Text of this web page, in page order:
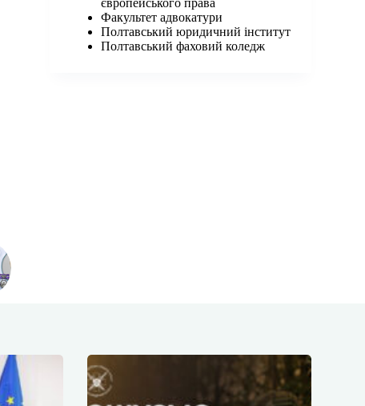
європейського права
Факультет адвокатури
Полтавський юридичний інститут
Полтавський фаховий коледж